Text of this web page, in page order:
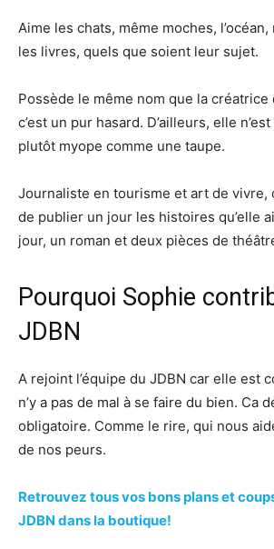
Aime les chats, même moches, l’océan,
les livres, quels que soient leur sujet.
Possède le même nom que la créatrice
c’est un pur hasard. D’ailleurs, elle
plutôt myope comme une taupe.
Journaliste en tourisme et art de vivre,
de publier un jour les histoires qu’elle
jour, un roman et deux pièces de
Pourquoi Sophie
JDBN
A rejoint l’équipe du JDBN car elle est
n’y a pas de mal à se faire du bien. Ca
obligatoire. Comme le rire, qui nous
de nos peurs.
Retrouvez tous vos bons plans et
JDBN dans la boutique!